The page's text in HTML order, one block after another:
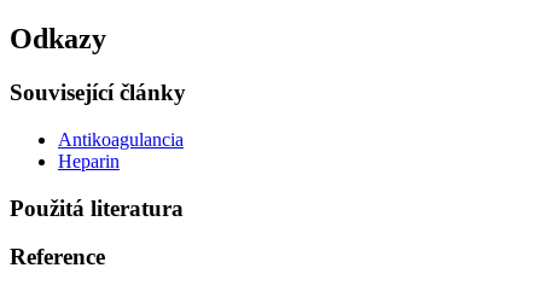
Odkazy
Související články
Antikoagulancia
Heparin
Použitá literatura
Reference